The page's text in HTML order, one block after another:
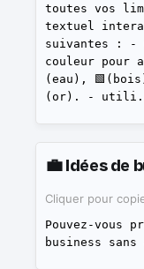
toutes vos
textuel
suivantes : -
couleur pour
(eau),
(or). - utili
💼Idées de
Cliquer pour
Pouvez-vous
business